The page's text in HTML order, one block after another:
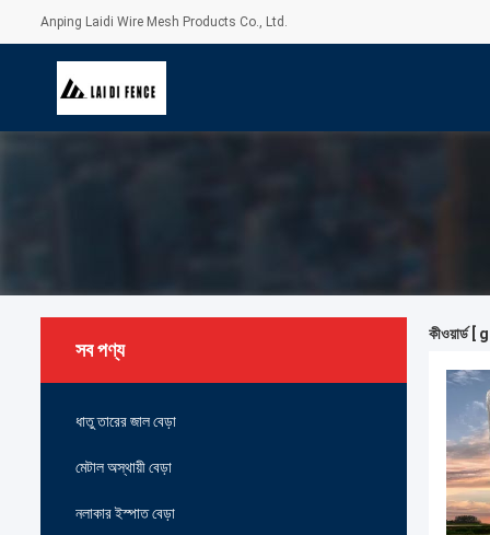
Anping Laidi Wire Mesh Products Co., Ltd.
সব পণ্য
ধাতু তারের জাল বেড়া
মেটাল অস্থায়ী বেড়া
নলাকার ইস্পাত বেড়া